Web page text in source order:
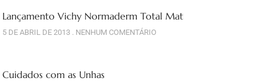
Lançamento Vichy Normaderm Total Mat
5 DE ABRIL DE 2013 NENHUM COMENTÁRIO
Cuidados com as Unhas